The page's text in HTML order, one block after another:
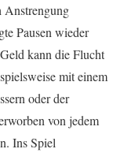
Anstrengung
Pausen wieder
kann die Flucht
mit einem
oder der
von jedem
Ins Spiel